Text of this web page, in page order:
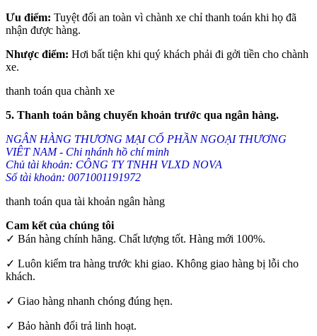
Ưu điểm: Tuyệt đối an toàn vì chành xe chỉ thanh toán khi họ đã
nhận được hàng.
Nhược điểm: Hơi bất tiện khi quý khách phải đi gởi tiền cho chành
xe.
thanh toán qua chành xe
5. Thanh toán bằng chuyển khoản trước qua ngân hàng.
NGÂN HÀNG THƯƠNG MẠI CỔ PHẦN NGOẠI THƯƠNG
VIÊT NAM - Chi nhánh hồ chí minh
Chủ tài khoản: CÔNG TY TNHH VLXD NOVA
Số tài khoản: 0071001191972
thanh toán qua tài khoản ngân hàng
Cam kết của chúng tôi
✓ Bán hàng chính hãng. Chất lượng tốt. Hàng mới 100%.
✓ Luôn kiểm tra hàng trước khi giao. Không giao hàng bị lỗi cho
khách.
✓ Giao hàng nhanh chóng đúng hẹn.
✓ Bảo hành đổi trả linh hoạt.